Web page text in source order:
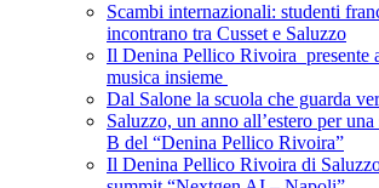
Scambi internazionali: studenti
incontrano tra Cusset e Saluzzo
Il Denina Pellico Rivoira presente
musica insieme
Dal Salone la scuola che guarda
Saluzzo, un anno all’estero per
B del “Denina Pellico Rivoira”
Il Denina Pellico Rivoira di